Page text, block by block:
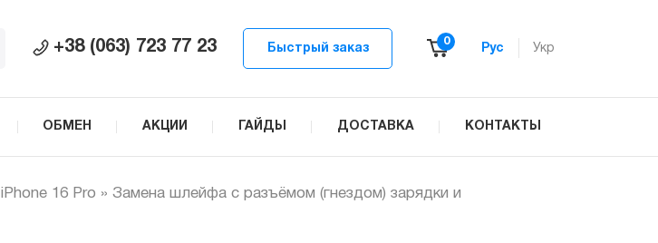
+38 (063) 723 77 23 Быстрый заказ
0
Рус Укр
ОБМЕН АКЦИИ ГАЙДЫ ДОСТАВКА КОНТАКТЫ
iPhone 16 Pro » Замена шлейфа с разъёмом (гнездом) зарядки и